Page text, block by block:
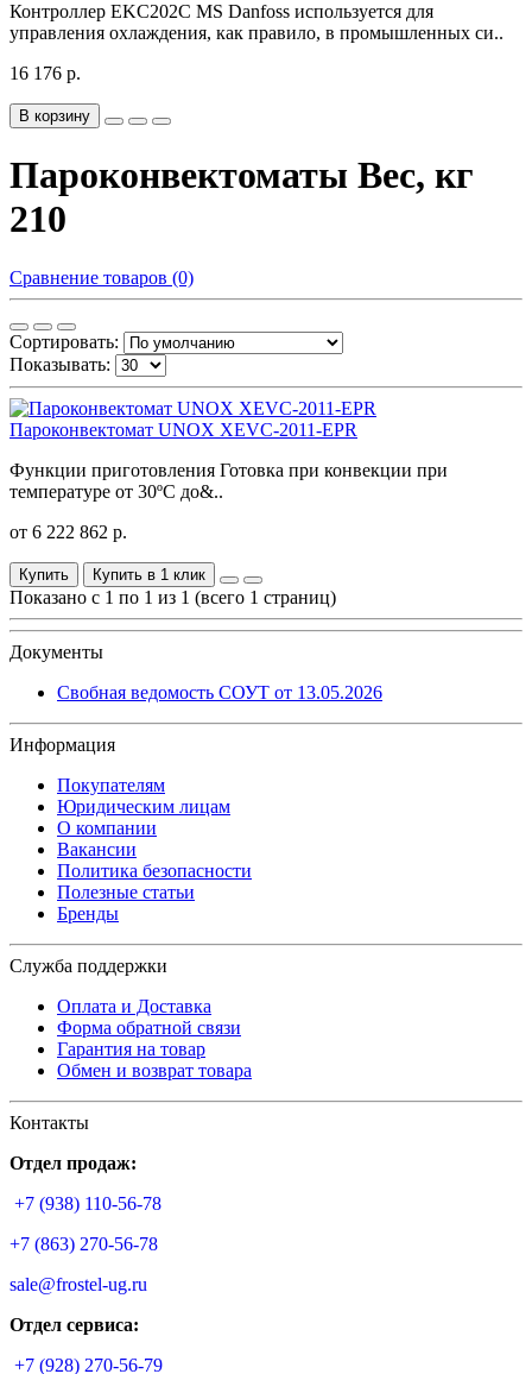
Контроллер EKC202C MS Danfoss используется для
управления охлаждения, как правило, в промышленных си..
16 176 р.
В корзину
Пароконвектоматы Вес, кг
210
Сравнение товаров (0)
Сортировать:
Показывать:
Пароконвектомат UNOX XEVC-2011-EPR
Функции приготовления Готовка при конвекции при
температуре от 30ºС до&..
от 6 222 862 р.
Купить Купить в 1 клик
Показано с 1 по 1 из 1 (всего 1 страниц)
Документы
Свобная ведомость СОУТ от 13.05.2026
Информация
Покупателям
Юридическим лицам
О компании
Вакансии
Политика безопасности
Полезные статьи
Бренды
Служба поддержки
Оплата и Доставка
Форма обратной связи
Гарантия на товар
Обмен и возврат товара
Контакты
Отдел продаж:
+7 (938) 110-56-78
+7 (863) 270-56-78
sale@frostel-ug.ru
Отдел сервиса:
+7 (928) 270-56-79